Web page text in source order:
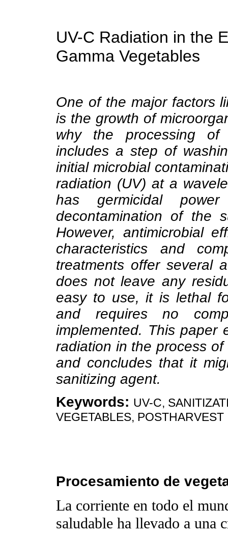
UV-C Radiation in the
Gamma Vegetables
One of the major factors
is the growth of
why the processing of
includes a step of
initial microbial
radiation (UV) at a
has germicidal
decontamination of the
However, antimicrobial
characteristics and
treatments offer several
does not leave any
easy to use, it is lethal
and requires no
implemented. This paper
radiation in the process
and concludes that it
sanitizing agent.
Keywords: UV-C,
VEGETABLES, POSTHARVEST
Procesamiento de
La corriente en todo el
saludable ha llevado a una